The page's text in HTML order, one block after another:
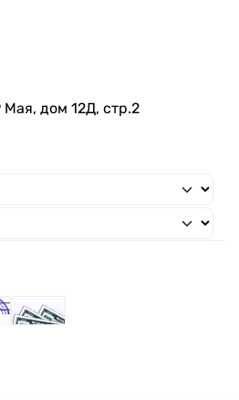
дом 12Д, стр.2